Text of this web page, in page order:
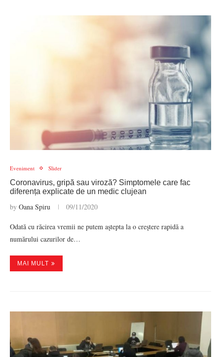
Eveniment Slider
Coronavirus, gripă sau viroză? Simptomele care fac
diferența explicate de un medic clujean
by Oana Spiru 09/11/2020
Odată cu răcirea vremii ne putem aştepta la o creştere rapidă a
numărului cazurilor de…
MAI MULT